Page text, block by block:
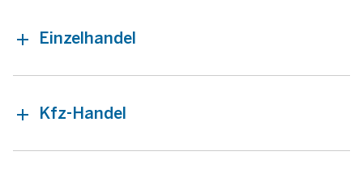
Einzelhandel
Kfz-Handel